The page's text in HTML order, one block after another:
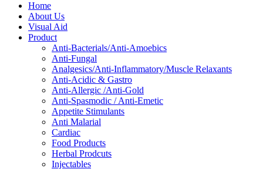
Home
About Us
Visual Aid
Product
Anti-Bacterials/Anti-Amoebics
Anti-Fungal
Analgesics/Anti-Inflammatory/Muscle Relaxants
Anti-Acidic & Gastro
Anti-Allergic /Anti-Gold
Anti-Spasmodic / Anti-Emetic
Appetite Stimulants
Anti Malarial
Cardiac
Food Products
Herbal Prodcuts
Injectables